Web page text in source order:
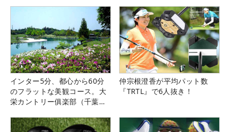
インター5分、都心から60分
のフラットな美観コース。大
栄カントリー俱楽部（千葉
仲宗根澄香が平均パット数
『TRTL』で6人抜き！